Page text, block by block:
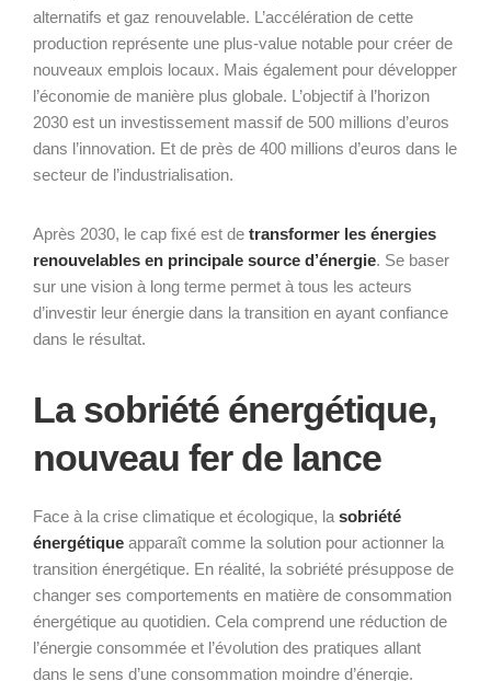
alternatifs et gaz renouvelable. L’accélération de cette
production représente une plus-value notable pour créer de
nouveaux emplois locaux. Mais également pour développer
l’économie de manière plus globale. L’objectif à l’horizon
2030 est un investissement massif de 500 millions d’euros
dans l’innovation. Et de près de 400 millions d’euros dans le
secteur de l’industrialisation.
Après 2030, le cap fixé est de transformer les énergies
renouvelables en principale source d’énergie. Se baser
sur une vision à long terme permet à tous les acteurs
d’investir leur énergie dans la transition en ayant confiance
dans le résultat.
La sobriété énergétique,
nouveau fer de lance
Face à la crise climatique et écologique, la sobriété
énergétique apparaît comme la solution pour actionner la
transition énergétique. En réalité, la sobriété présuppose de
changer ses comportements en matière de consommation
énergétique au quotidien. Cela comprend une réduction de
l’énergie consommée et l’évolution des pratiques allant
dans le sens d’une consommation moindre d’énergie.